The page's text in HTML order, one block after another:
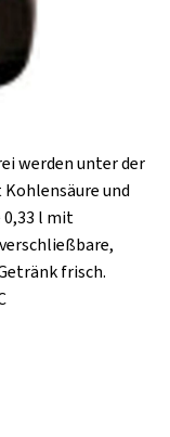
werden unter der
und
0,33 l mit
frisch.